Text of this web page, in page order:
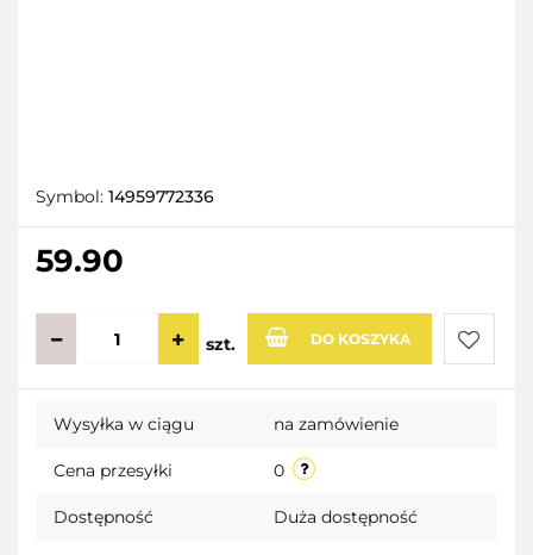
Symbol: 14959772336
59.90
szt. DO KOSZYKA
Do
Wysyłka w ciągu na zamówienie
Cena przesyłki 0
Dostępność Duża dostępność